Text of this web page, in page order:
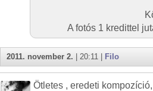
A fotós 1 kredittel
2011. november 2. | 20:11 | Filo
Ötletes , eredeti